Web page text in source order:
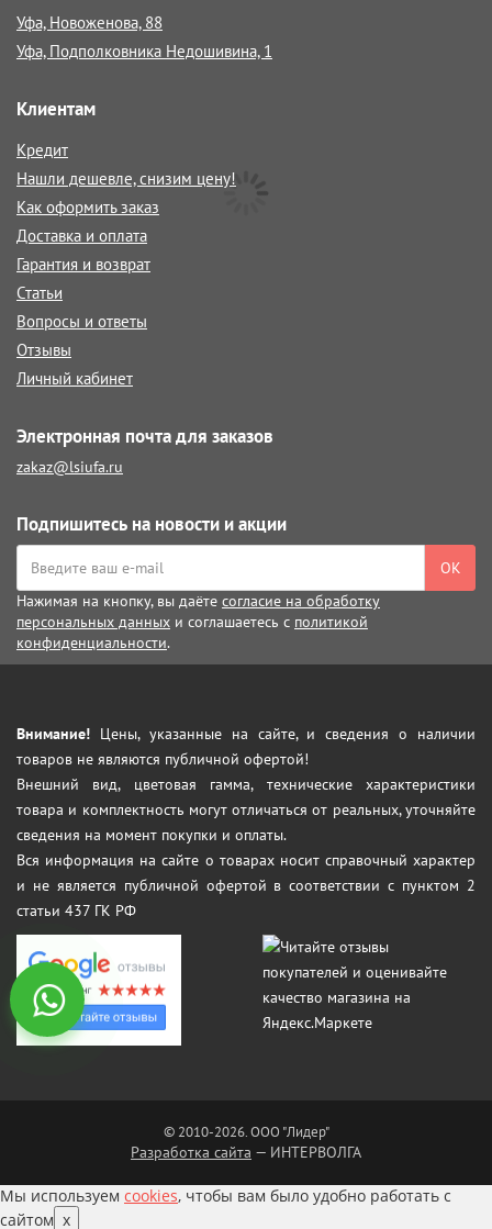
Уфа, Новоженова, 88
Уфа, Подполковника Недошивина, 1
Клиентам
Кредит
Нашли дешевле, снизим цену!
Как оформить заказ
Доставка и оплата
Гарантия и возврат
Статьи
Вопросы и ответы
Отзывы
Личный кабинет
Электронная почта для заказов
zakaz@lsiufa.ru
Подпишитесь на новости и акции
ОК
Нажимая на кнопку, вы даёте согласие на обработку
персональных данных и соглашаетесь с политикой
конфиденциальности.
Внимание! Цены, указанные на сайте, и сведения о наличии
товаров не являются публичной офертой!
Внешний вид, цветовая гамма, технические характеристики
товара и комплектность могут отличаться от реальных, уточняйте
сведения на момент покупки и оплаты.
Вся информация на сайте о товарах носит справочный характер
и не является публичной офертой в соответствии с пунктом 2
статьи 437 ГК РФ
© 2010-2026. ООО "Лидер"
Разработка сайта — ИНТЕРВОЛГА
Мы используем cookies, чтобы вам было удобно работать с
сайтом x